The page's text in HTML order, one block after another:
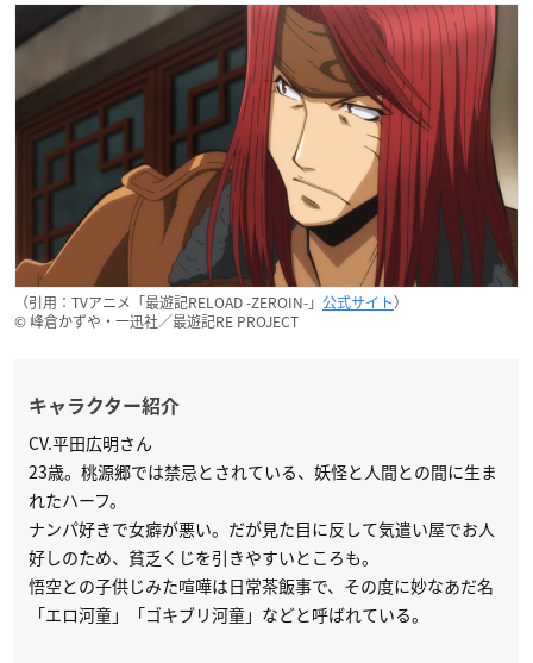
（引用：TVアニメ「最遊記RELOAD -ZEROIN-」 公式サイト）
© 峰倉かずや・一迅社／最遊記RE PROJECT
キャラクター紹介
CV.平田広明さん
23歳。桃源郷では禁忌とされている、妖怪と人間との間に生ま
れたハーフ。
ナンパ好きで女癖が悪い。だが見た目に反して気遣い屋でお人
好しのため、貧乏くじを引きやすいところも。
悟空との子供じみた喧嘩は日常茶飯事で、その度に妙なあだ名
「エロ河童」「ゴキブリ河童」などと呼ばれている。